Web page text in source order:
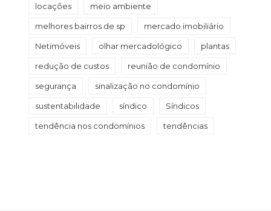
locações meio ambiente
melhores bairros de sp mercado imobiliário
Netimóveis olhar mercadológico plantas
redução de custos reunião de condomínio
segurança sinalização no condomínio
sustentabilidade síndico Síndicos
tendência nos condomínios tendências